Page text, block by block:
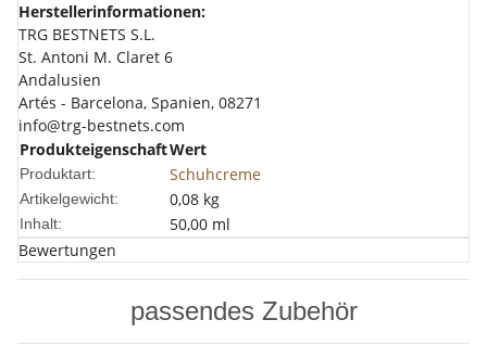
Herstellerinformationen:
TRG BESTNETS S.L.
St. Antoni M. Claret 6
Andalusien
Artés - Barcelona, Spanien, 08271
info@trg-bestnets.com
ProdukteigenschaftWert
Produktart: Schuhcreme
Artikelgewicht: 0,08 kg
Inhalt:
50,00 ml
Bewertungen
passendes Zubehör